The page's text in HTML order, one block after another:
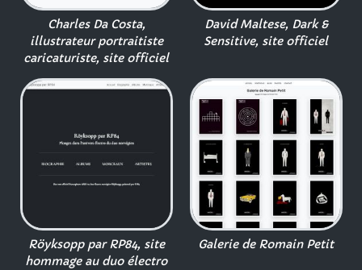
Charles Da Costa,
illustrateur portraitiste
caricaturiste, site officiel
David Maltese, Dark &
Sensitive, site officiel
Röyksopp par RP84, site
hommage au duo électro
Galerie de Romain Petit